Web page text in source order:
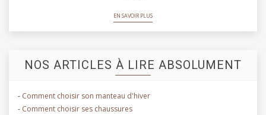
EN SAVOIR PLUS
NOS ARTICLES À LIRE ABSOLUMENT
- Comment choisir son manteau d'hiver
- Comment choisir ses chaussures